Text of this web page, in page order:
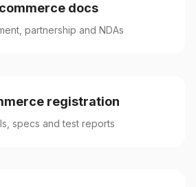
docs
partnership and NDAs
registration
specs and test reports